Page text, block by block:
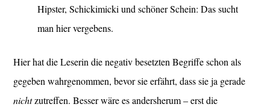
Hipster, Schickimicki und schöner Schein: Das sucht
man hier vergebens.
Hier hat die Leserin die negativ besetzten Begriffe schon als
gegeben wahrgenommen, bevor sie erfährt, dass sie ja gerade
nichtzutreffen. Besser wäre es andersherum – erst die